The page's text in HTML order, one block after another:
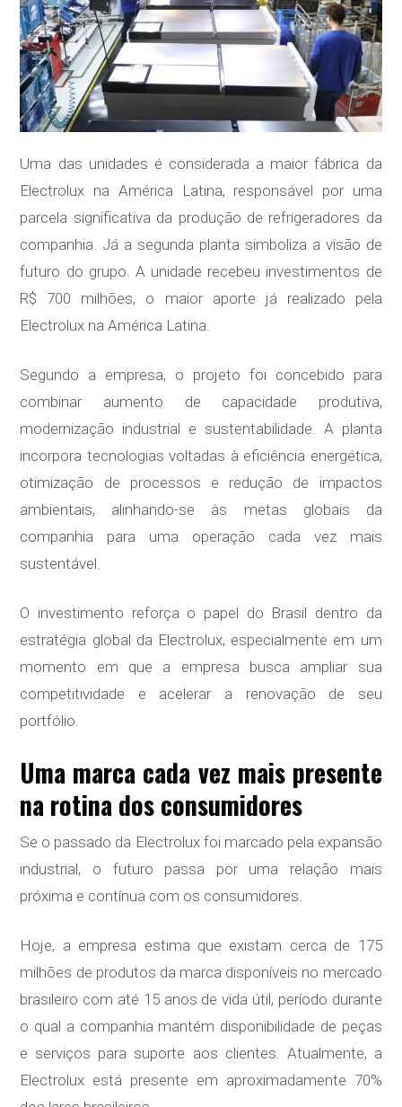
Uma das unidades é considerada a maior fábrica da
Electrolux na América Latina, responsável por uma
parcela significativa da produção de refrigeradores da
companhia. Já a segunda planta simboliza a visão de
futuro do grupo. A unidade recebeu investimentos de
R$ 700 milhões, o maior aporte já realizado pela
Electrolux na América Latina.
Segundo a empresa, o projeto foi concebido para
combinar aumento de capacidade produtiva,
modernização industrial e sustentabilidade. A planta
incorpora tecnologias voltadas à eficiência energética,
otimização de processos e redução de impactos
ambientais, alinhando-se às metas globais da
companhia para uma operação cada vez mais
sustentável.
O investimento reforça o papel do Brasil dentro da
estratégia global da Electrolux, especialmente em um
momento em que a empresa busca ampliar sua
competitividade e acelerar a renovação de seu
portfólio.
Uma marca cada vez mais presente
na rotina dos consumidores
Se o passado da Electrolux foi marcado pela expansão
industrial, o futuro passa por uma relação mais
próxima e contínua com os consumidores.
Hoje, a empresa estima que existam cerca de 175
milhões de produtos da marca disponíveis no mercado
brasileiro com até 15 anos de vida útil, período durante
o qual a companhia mantém disponibilidade de peças
e serviços para suporte aos clientes. Atualmente, a
Electrolux está presente em aproximadamente 70%